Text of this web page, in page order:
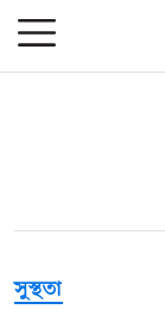
সুস্থতা